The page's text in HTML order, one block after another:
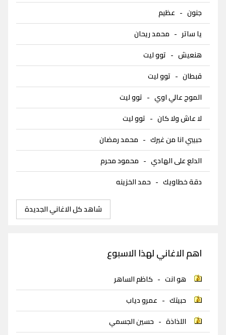
جنون - عظيم
يا ساتر - محمد ريحان
هنعيش - توو ليت
قبطان - توو ليت
الموج عالي اوي - توو ليت
لا عاش ولا كان - توو ليت
حبيبي انا من غيرك - محمد رمضان
الدلع على الهادي - محمود محرم
دقة خطاويك - حمد الخزينه
شاهد كل الاغاني الجديدة
اهم الاغاني لهذا الاسبوع
هو انت - كاظم الساهر
حبيتك - عمرو دياب
اللذاذة - حسين الجسمي